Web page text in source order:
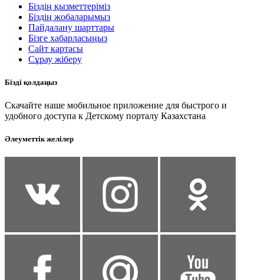
Біздің қызметтеріміз
Біздің жобаларымыз
Пайдалану шарттары
Бізге хабарласыңыз
Сайт картасы
Сұрау жіберу
Бізді қолдаңыз
Скачайте наше мобильное приложение для быстрого и
удобного доступа к Детскому порталу Казахстана
Әлеуметтік желілер